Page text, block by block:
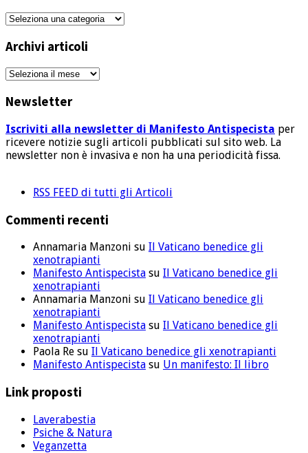
Categorie
Archivi articoli
Archivi
Newsletter
Iscriviti alla newsletter di Manifesto Antispecista per
ricevere notizie sugli articoli pubblicati sul sito web. La
newsletter non è invasiva e non ha una periodicità fissa.
RSS FEED di tutti gli Articoli
Commenti recenti
Annamaria Manzoni su Il Vaticano benedice gli
xenotrapianti
Manifesto Antispecista su Il Vaticano benedice gli
xenotrapianti
Annamaria Manzoni su Il Vaticano benedice gli
xenotrapianti
Manifesto Antispecista su Il Vaticano benedice gli
xenotrapianti
Paola Re su Il Vaticano benedice gli xenotrapianti
Manifesto Antispecista su Un manifesto: Il libro
Link proposti
Laverabestia
Psiche & Natura
Veganzetta